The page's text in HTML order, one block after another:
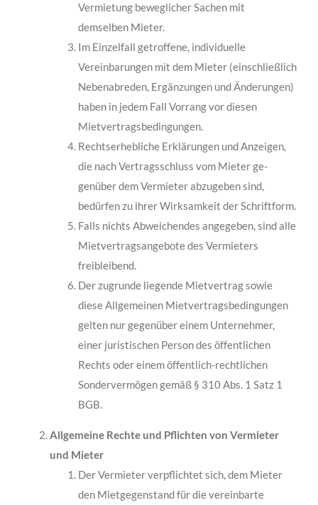
Vermietung beweglicher Sachen mit
demselben Mieter.
Im Einzelfall getroffene, individuelle
Vereinbarungen mit dem Mieter (einschließlich
Nebenabreden, Ergänzungen und Änderungen)
haben in jedem Fall Vorrang vor diesen
Mietvertragsbedingungen.
Rechtserhebliche Erklärungen und Anzeigen,
die nach Vertragsschluss vom Mieter ge­
genüber dem Vermieter abzugeben sind,
bedürfen zu ihrer Wirksamkeit der Schrift­form.
Falls nichts Abweichendes angegeben, sind alle
Mietvertragsangebote des Vermieters
freibleibend.
Der zugrunde liegende Mietvertrag sowie
diese Allgemeinen Mietvertragsbedingungen
gelten nur gegenüber einem Unternehmer,
einer juristischen Person des öffentlichen
Rechts oder einem öffentlich-rechtlichen
Sondervermögen gemäß § 310 Abs. 1 Satz 1
BGB.
Allgemeine Rechte und Pflichten von Vermieter
und Mieter
Der Vermieter verpflichtet sich, dem Mieter
den Mietgegenstand für die vereinbarte